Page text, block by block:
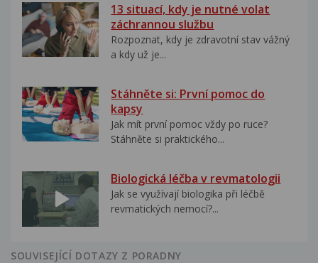
13 situací, kdy je nutné volat
záchrannou službu
Rozpoznat, kdy je zdravotní stav vážný
a kdy už je...
Stáhněte si: První pomoc do
kapsy
Jak mít první pomoc vždy po ruce?
Stáhněte si praktického...
Biologická léčba v revmatologii
Jak se využívají biologika při léčbě
revmatických nemocí?...
SOUVISEJÍCÍ DOTAZY Z PORADNY